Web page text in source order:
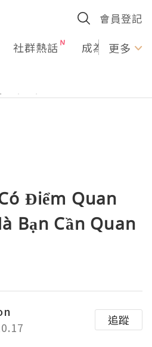
會員登記
社群熱話 成為U更多
Điểm Quan
Bạn Cần Quan
追蹤